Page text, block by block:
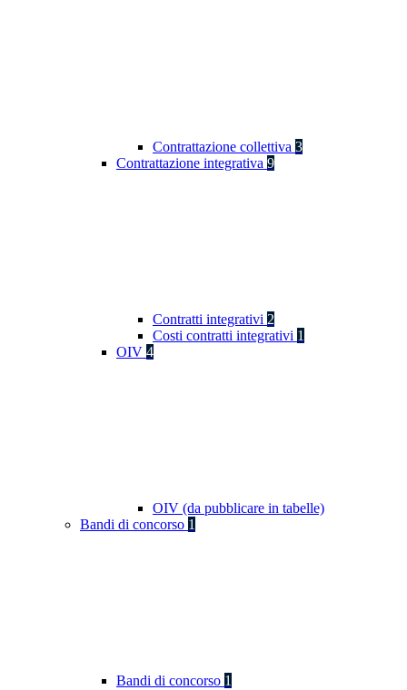
Contrattazione collettiva 3
Contrattazione integrativa 9
Contratti integrativi 2
Costi contratti integrativi 1
OIV 4
OIV (da pubblicare in tabelle)
Bandi di concorso 1
Bandi di concorso 1